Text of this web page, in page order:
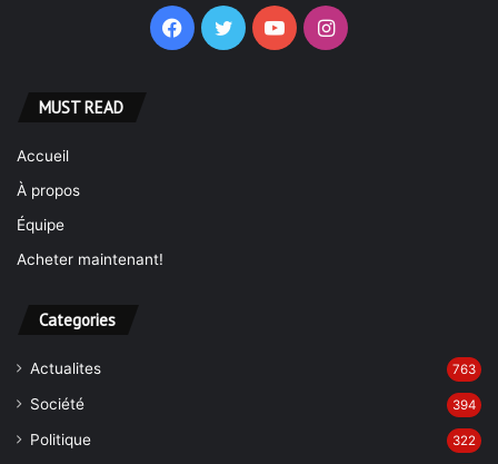
Facebook
TwitterYouTubeInstagram
MUST READ
Accueil
À propos
Équipe
Acheter maintenant!
Categories
Actualites 763
Société 394
Politique 322